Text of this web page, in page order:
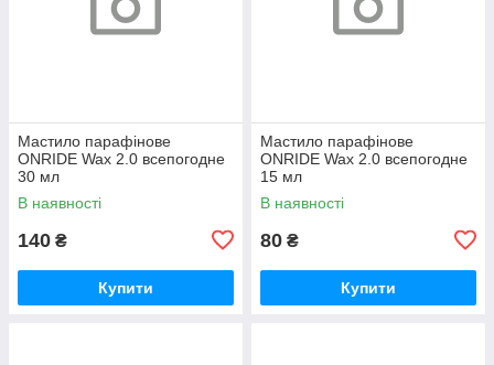
Мастило парафінове
ONRIDE Wax 2.0 всепогодне
30 мл
В наявності
140 ₴
Купити
Мастило парафінове
ONRIDE Wax 2.0 всепогодне
15 мл
В наявності
80 ₴
Купити